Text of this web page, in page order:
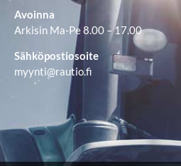
Avoinna
Arkisin Ma-Pe 8.00 – 17.00
Sähköpostiosoite
myynti@rautio.fi